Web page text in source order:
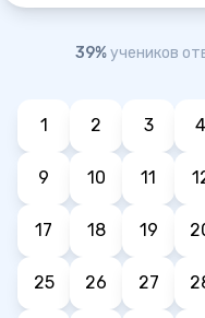
39%учеников
1 2 3 4
9 10 11
17 18 19
25 26 27